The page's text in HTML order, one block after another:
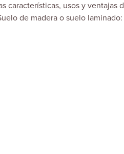
características, usos y ventajas
de madera o suelo